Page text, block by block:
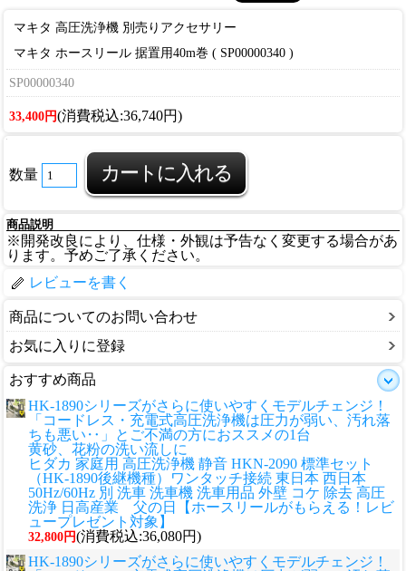
マキタ 高圧洗浄機 別売りアクセサリー
マキタ ホースリール 据置用40m巻 ( SP00000340 )
SP00000340
33,400円(消費税込:36,740円)
数量
商品説明
※開発改良により、仕様・外観は予告なく変更する場合があ
ります。予めご了承ください。
レビューを書く
商品についてのお問い合わせ
お気に入りに登録
おすすめ商品
HK-1890シリーズがさらに使いやすくモデルチェンジ！
「コードレス・充電式高圧洗浄機は圧力が弱い、汚れ落
ちも悪い‥」とご不満の方におススメの1台
黄砂、花粉の洗い流しに
ヒダカ 家庭用 高圧洗浄機 静音 HKN-2090 標準セット
（HK-1890後継機種）ワンタッチ接続 東日本 西日本
50Hz/60Hz 別 洗車 洗車機 洗車用品 外壁 コケ 除去 高圧
洗浄 日高産業 父の日【ホースリールがもらえる！レビ
ュープレゼント対象】
32,800円(消費税込:36,080円)
HK-1890シリーズがさらに使いやすくモデルチェンジ！